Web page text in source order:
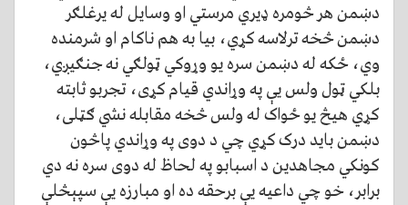
دښمن هر څومره ډیري مرستي او وسایل له یرغلګر
دښمن څخه ترلاسه کړي، بیا به هم ناکام او شرمنده
وي، ځکه له دښمن سره یو وړوکي ټولګي نه جنګیږي،
بلکي ټول ولس یې په وړاندي قیام کړی، تجربو ثابته
کړي هیڅ یو ځواک له ولس څخه مقابله نشي ګټلی،
دښمن باید درک کړي چي د دوی په وړاندي پاڅون
کونکي مجاهدین د اسبابو په لحاظ له دوی سره نه دي
برابر، خو چي داعیه یې برحقه ده او مبارزه یې سپېڅلې